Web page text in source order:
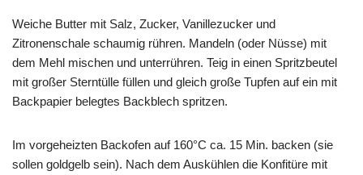
Weiche Butter mit Salz, Zucker, Vanillezucker und
Zitronenschale schaumig rühren. Mandeln (oder Nüsse) mit
dem Mehl mischen und unterrühren. Teig in einen Spritzbeutel
mit großer Sterntülle füllen und gleich große Tupfen auf ein mit
Backpapier belegtes Backblech spritzen.
Im vorgeheizten Backofen auf 160°C ca. 15 Min. backen (sie
sollen goldgelb sein). Nach dem Auskühlen die Konfitüre mit